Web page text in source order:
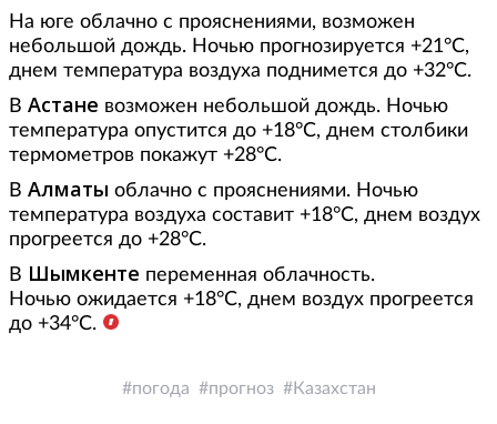
На юге облачно с прояснениями, возможен
небольшой дождь. Ночью прогнозируется +21°С,
днем температура воздуха поднимется до +32°С.
В Астане возможен небольшой дождь. Ночью
температура опустится до +18°С, днем столбики
термометров покажут +28°С.
В Алматы облачно с прояснениями. Ночью
температура воздуха составит +18°С, днем воздух
прогреется до +28°С.
В Шымкенте переменная облачность.
Ночью ожидается +18°С, днем воздух прогреется
до +34°С.
погода прогноз Казахстан